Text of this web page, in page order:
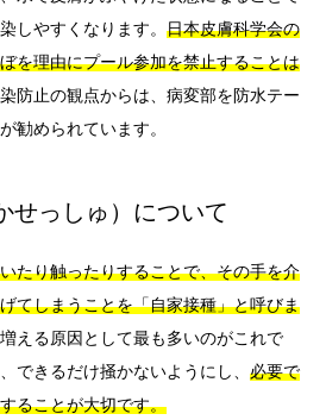
しやすくなります。 日本皮膚科学会の
を理由にプール参加を禁止することは
防止の観点からは、病変部を防水テー
勧められています。
せっしゅ）について
たり触ったりすることで、その手を介
てしまうことを「自家接種」と呼びま
える原因として最も多いのがこれで
できるだけ掻かないようにし、 必要で
ることが大切です。